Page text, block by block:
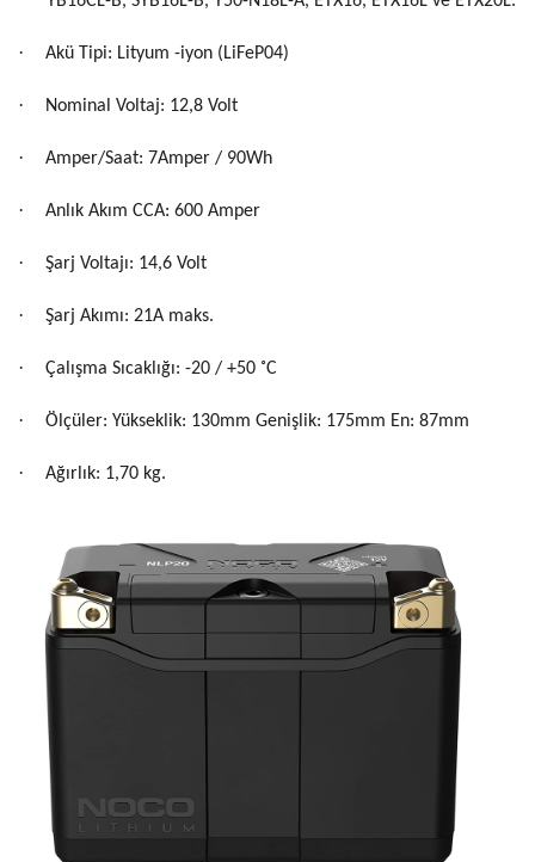
· Akü Tipi: Lityum -iyon (LiFeP04)
· Nominal Voltaj: 12,8 Volt
· Amper/Saat: 7Amper / 90Wh
· Anlık Akım CCA: 600 Amper
· Şarj Voltajı: 14,6 Volt
· Şarj Akımı: 21A maks.
· Çalışma Sıcaklığı: -20 / +50 ˚C
· Ölçüler: Yükseklik: 130mm Genişlik: 175mm En: 87mm
· Ağırlık: 1,70 kg.